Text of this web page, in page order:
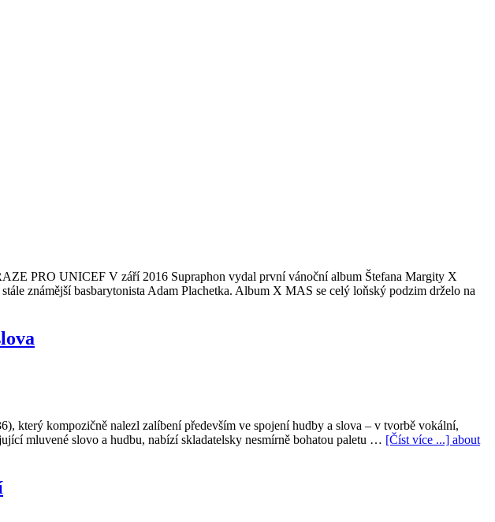
UNICEF V září 2016 Supraphon vydal první vánoční album Štefana Margity X
známější basbarytonista Adam Plachetka. Album X MAS se celý loňský podzim drželo na
který kompozičně nalezl zalíbení především ve spojení hudby a slova – v tvorbě vokální,
mluvené slovo a hudbu, nabízí skladatelsky nesmírně bohatou paletu … [Číst více ...] about